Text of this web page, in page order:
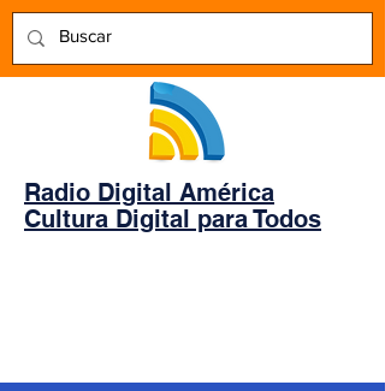
Radio Digital América
Cultura Digital para Todos